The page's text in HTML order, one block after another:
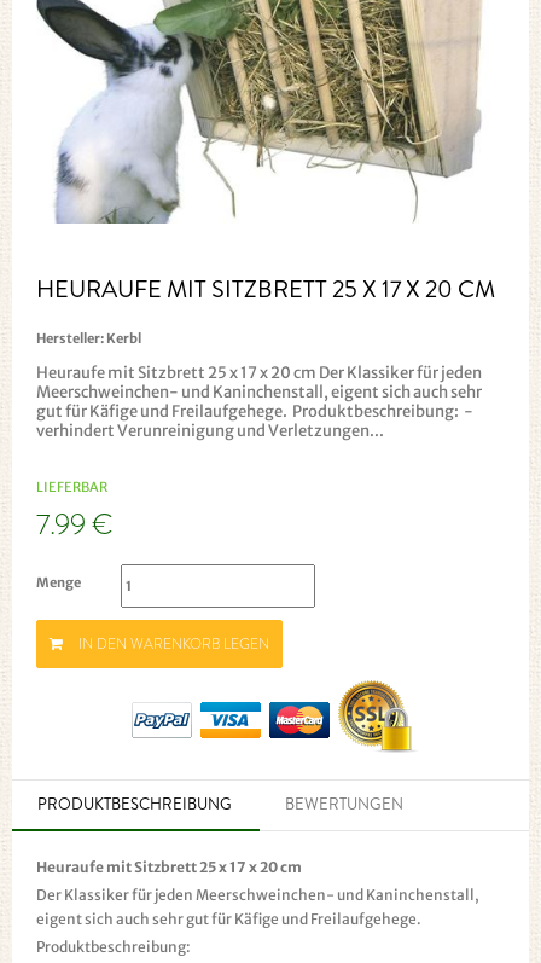
HEURAUFE MIT SITZBRETT 25 X 17 X 20 CM
Hersteller: Kerbl
Heuraufe mit Sitzbrett 25 x 17 x 20 cm Der Klassiker für jeden
Meerschweinchen- und Kaninchenstall, eigent sich auch sehr
gut für Käfige und Freilaufgehege. Produktbeschreibung: -
verhindert Verunreinigung und Verletzungen...
LIEFERBAR
7.99 €
Menge
IN DEN WARENKORB LEGEN
PRODUKTBESCHREIBUNG BEWERTUNGEN
Heuraufe mit Sitzbrett 25 x 17 x 20 cm
Der Klassiker für jeden Meerschweinchen- und Kaninchenstall,
eigent sich auch sehr gut für Käfige und Freilaufgehege.
Produktbeschreibung: